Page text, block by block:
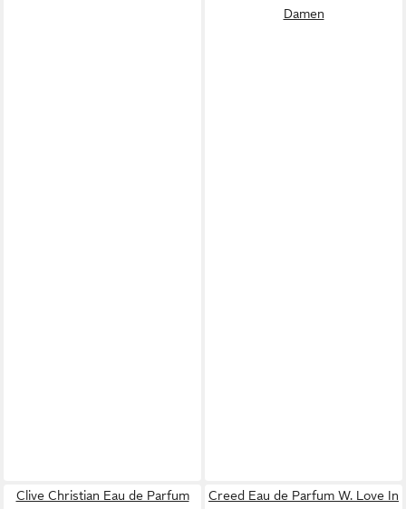
Damen
Clive Christian Eau de Parfum
Creed Eau de Parfum W. Love In